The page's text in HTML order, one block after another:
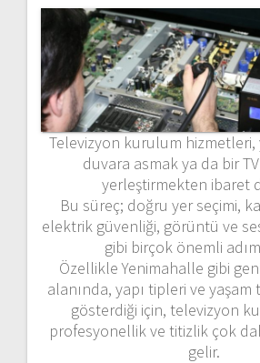
Televizyon kurulum hizmetleri,
duvara asmak ya da bir
yerleştirmekten ibaret
Bu süreç; doğru yer seçimi,
elektrik güvenliği, görüntü ve
gibi birçok önemli
Özellikle Yenimahalle gibi
alanında, yapı tipleri ve yaşam
gösterdiği için, televizyon
profesyonellik ve titizlik çok
gelir.